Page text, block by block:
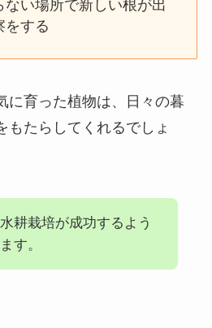
ない場所で新しい根が出
をする
に育った植物は、日々の暮
もたらしてくれるでしょ
耕栽培が成功するよう
す。